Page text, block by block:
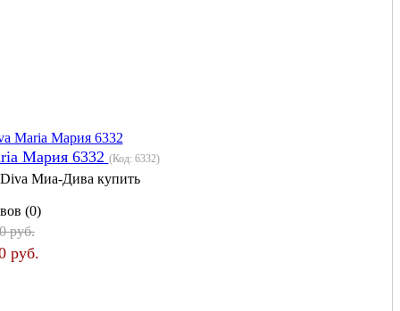
Мария 6332 (Код: 6332)
Миа-Дива купить
(0)
руб.
руб.